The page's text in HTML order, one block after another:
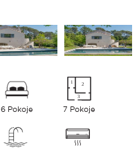
6 Pokoje 7 Pokoje